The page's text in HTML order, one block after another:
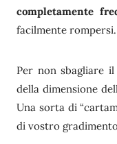
completamente
facilmente rompersi.
Per non sbagliare
della dimensione
Una sorta di
di vostro